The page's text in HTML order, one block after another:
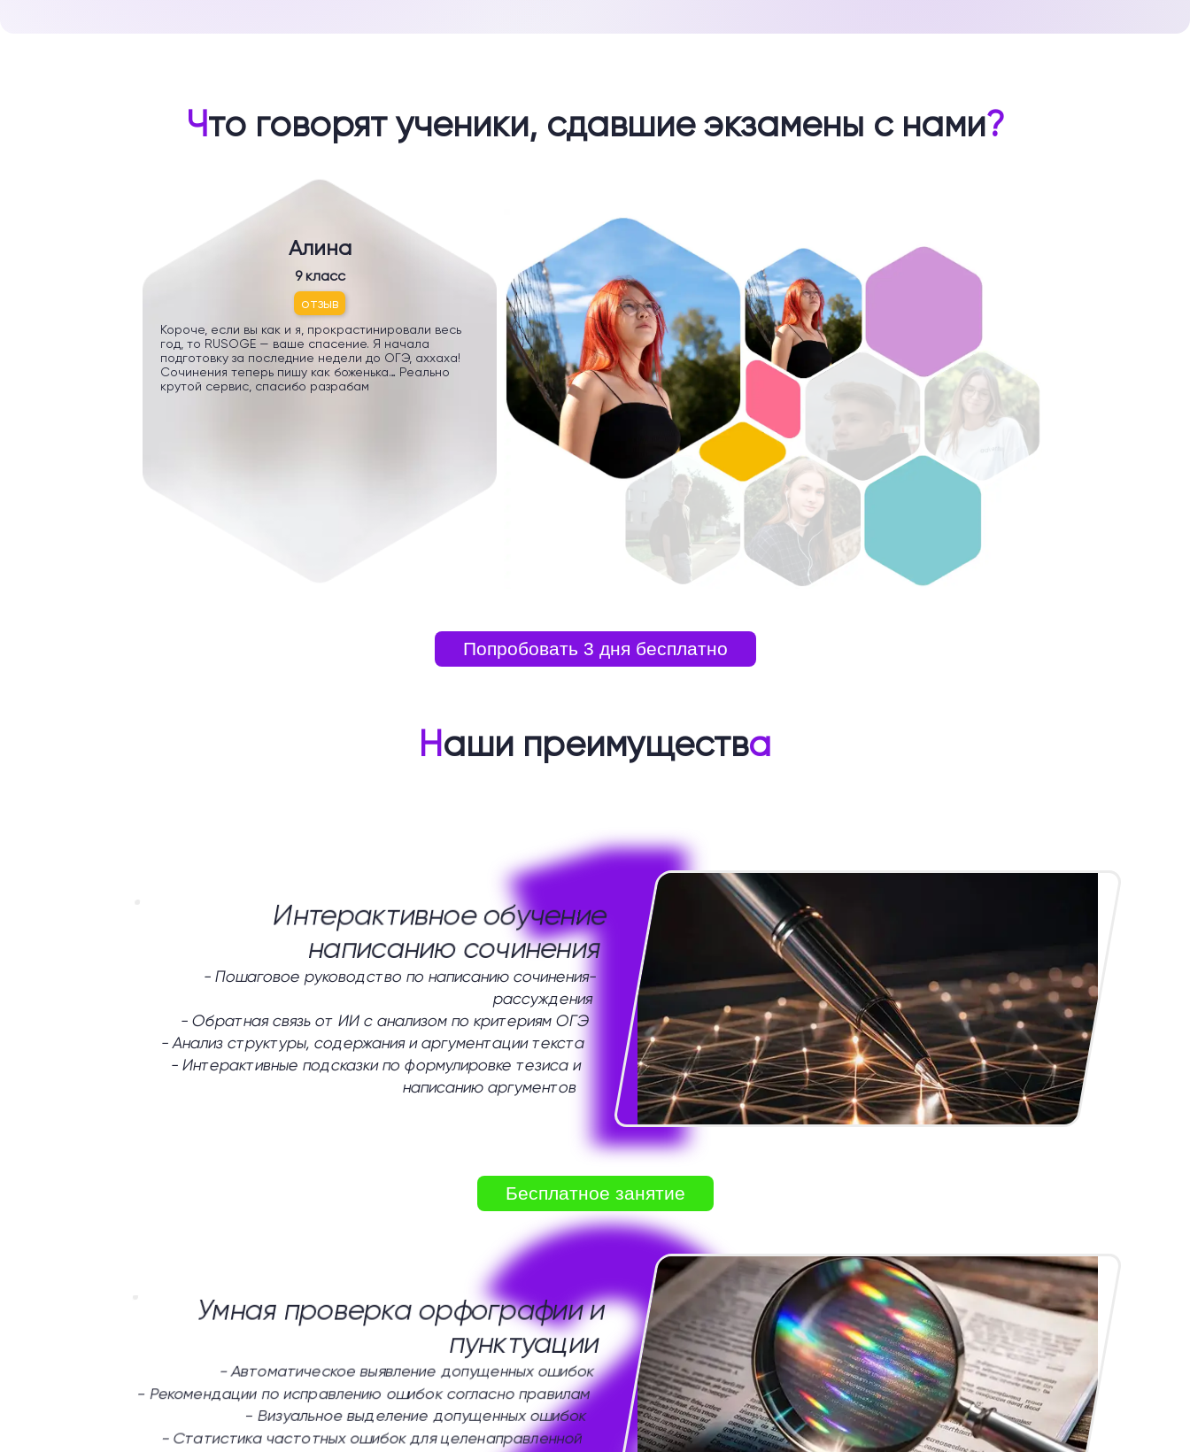
Что говорят ученики, сдавшие экзамены с нами?
Алина
9 класс
отзыв
Короче, если вы как и я, прокрастинировали весь
год, то RUSOGE — ваше спасение. Я начала
подготовку за последние недели до ОГЭ, аххаха!
Сочинения теперь пишу как боженька… Реально
крутой сервис, спасибо разрабам
Попробовать 3 дня бесплатно
Наши преимущества
1
Интерактивное обучение
написанию сочинения
-Пошаговое руководство по написанию сочинения-
рассуждения
-Обратная связь от ИИ с анализом по критериям ОГЭ
-Анализ структуры, содержания и аргументации текста
-Интерактивные подсказки по формулировке тезиса и
написанию аргументов
Бесплатное занятие
Умная проверка орфографии и
пунктуации
-Автоматическое выявление допущенных ошибок
-Рекомендации по исправлению ошибок согласно правилам
-Визуальное выделение допущенных ошибок
-Статистика частотных ошибок для целенаправленной